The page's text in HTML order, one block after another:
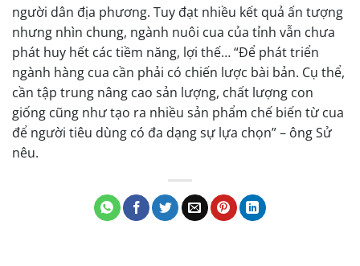
người dân địa phương. Tuy đạt nhiều kết quả ấn tượng
nhưng nhìn chung, ngành nuôi cua của tỉnh vẫn chưa
phát huy hết các tiềm năng, lợi thế… “Để phát triển
ngành hàng cua cần phải có chiến lược bài bản. Cụ thể,
cần tập trung nâng cao sản lượng, chất lượng con
giống cũng như tạo ra nhiều sản phẩm chế biến từ cua
để người tiêu dùng có đa dạng sự lựa chọn” – ông Sử
nêu.